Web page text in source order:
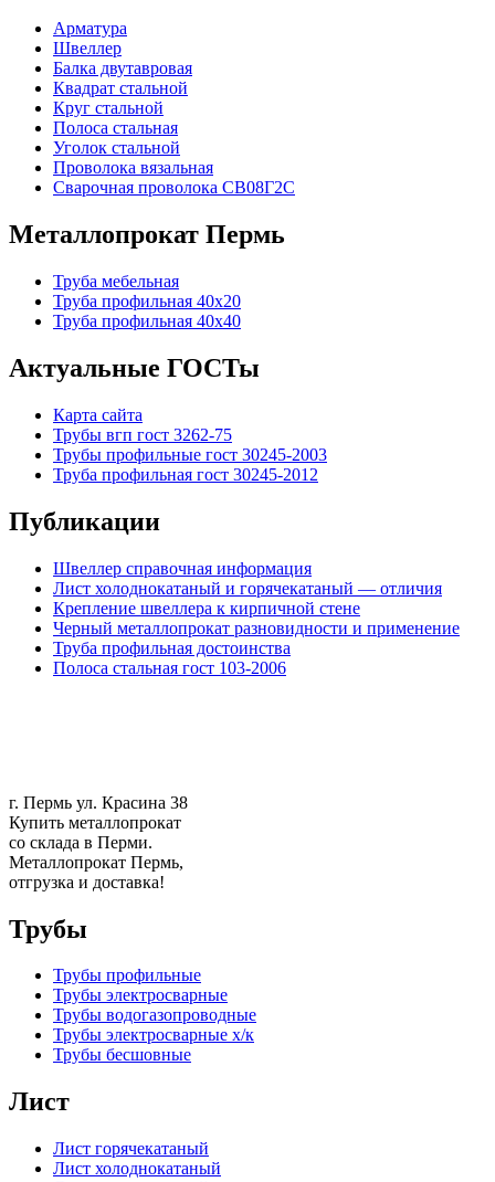
Арматура
Швеллер
Балка двутавровая
Квадрат стальной
Круг стальной
Полоса стальная
Уголок стальной
Проволока вязальная
Сварочная проволока СВ08Г2С
Металлопрокат Пермь
Труба мебельная
Труба профильная 40х20
Труба профильная 40х40
Актуальные ГОСТы
Карта сайта
Трубы вгп гост 3262-75
Трубы профильные гост 30245-2003
Труба профильная гост 30245-2012
Публикации
Швеллер справочная информация
Лист холоднокатаный и горячекатаный — отличия
Крепление швеллера к кирпичной стене
Черный металлопрокат разновидности и применение
Труба профильная достоинства
Полоса стальная гост 103-2006
г. Пермь ул. Красина 38
Купить металлопрокат
со склада в Перми.
Металлопрокат Пермь,
отгрузка и доставка!
Трубы
Трубы профильные
Трубы электросварные
Трубы водогазопроводные
Трубы электросварные х/к
Трубы бесшовные
Лист
Лист горячекатаный
Лист холоднокатаный